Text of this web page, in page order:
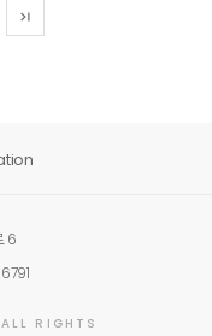
last_page
6
RIGHTS